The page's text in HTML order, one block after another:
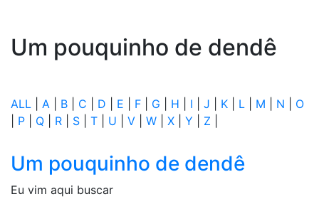
Um pouquinho de dendê
ALL A B C D E F G H I J K L M N
O
P Q R S T U V W X Y Z
Um pouquinho de dendê
Eu vim aqui buscar